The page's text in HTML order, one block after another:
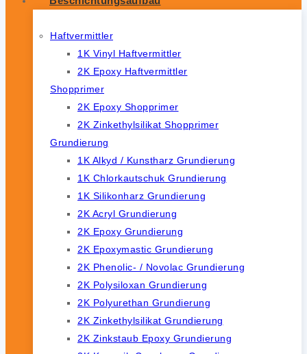
Haftvermittler
1K Vinyl Haftvermittler
2K Epoxy Haftvermittler
Shopprimer
2K Epoxy Shopprimer
2K Zinkethylsilikat Shopprimer
Grundierung
1K Alkyd / Kunstharz Grundierung
1K Chlorkautschuk Grundierung
1K Silikonharz Grundierung
2K Acryl Grundierung
2K Epoxy Grundierung
2K Epoxymastic Grundierung
2K Phenolic- / Novolac Grundierung
2K Polysiloxan Grundierung
2K Polyurethan Grundierung
2K Zinkethylsilikat Grundierung
2K Zinkstaub Epoxy Grundierung